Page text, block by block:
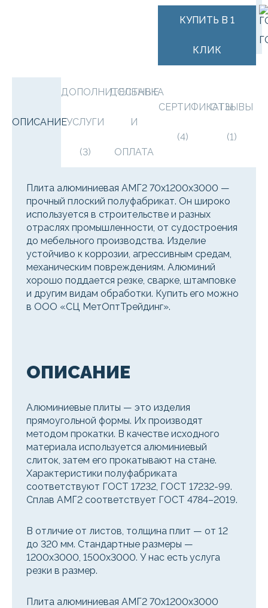
КУПИТЬ В 1
КЛИК
ОПИСАНИЕ
ДОПОЛНИТЕЛЬНЫЕ
УСЛУГИ
(3)
ДОСТАВКА
И
ОПЛАТА
СЕРТИФИКАТЫ
(4)
ОТЗЫВЫ
(1)
Плита алюминиевая АМГ2 70х1200х3000 —
прочный плоский полуфабрикат. Он широко
используется в строительстве и разных
отраслях промышленности, от судостроения
до мебельного производства. Изделие
устойчиво к коррозии, агрессивным средам,
механическим повреждениям. Алюминий
хорошо поддается резке, сварке, штамповке
и другим видам обработки. Купить его можно
в ООО «СЦ МетОптТрейдинг».
ОПИСАНИЕ
Алюминиевые плиты — это изделия
прямоугольной формы. Их производят
методом прокатки. В качестве исходного
материала используется алюминиевый
слиток, затем его прокатывают на стане.
Характеристики полуфабриката
соответствуют ГОСТ 17232, ГОСТ 17232-99.
Сплав АМГ2 соответствует ГОСТ 4784–2019.
В отличие от листов, толщина плит — от 12
до 320 мм. Стандартные размеры —
1200x3000, 1500x3000. У нас есть услуга
резки в размер.
Плита алюминиевая АМГ2 70х1200х3000